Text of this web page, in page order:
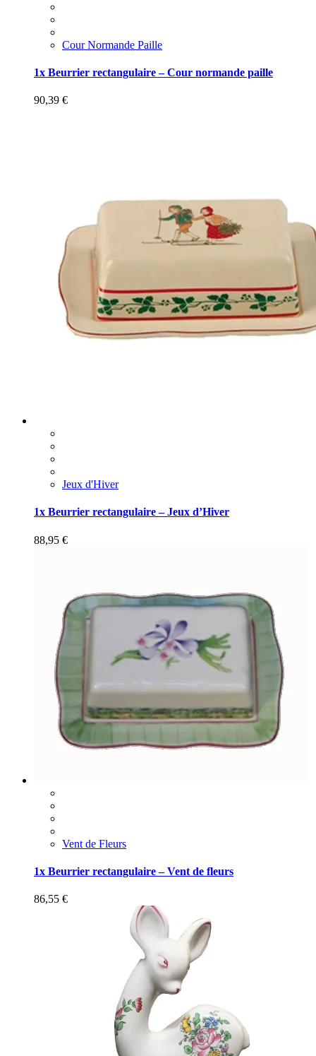
Cour Normande Paille
1x Beurrier rectangulaire – Cour normande paille
90,39 €
Jeux d'Hiver
1x Beurrier rectangulaire – Jeux d’Hiver
88,95 €
Vent de Fleurs
1x Beurrier rectangulaire – Vent de fleurs
86,55 €